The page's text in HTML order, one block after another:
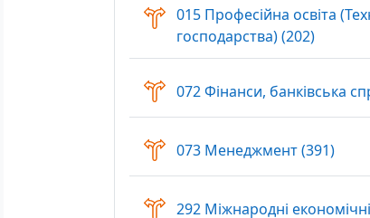
015 Професійна освіта
господарства) (202)Вибір
072 Фінанси, банківська
073 Менеджмент (391)Вибір
292 Міжнародні